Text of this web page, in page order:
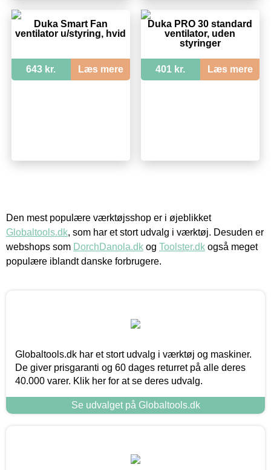
Duka Smart Fan
ventilator u/styring, hvid
643 kr. Læs mere
Duka PRO 30 standard
ventilator, uden
styringer
401 kr. Læs mere
Den mest populære værktøjsshop er i øjeblikket
Globaltools.dk, som har et stort udvalg i værktøj. Desuden er
webshops som DorchDanola.dk og Toolster.dk også meget
populære iblandt danske forbrugere.
Globaltools.dk har et stort udvalg i værktøj og maskiner.
De giver prisgaranti og 60 dages returret på alle deres
40.000 varer. Klik her for at se deres udvalg.
Se udvalget på Globaltools.dk